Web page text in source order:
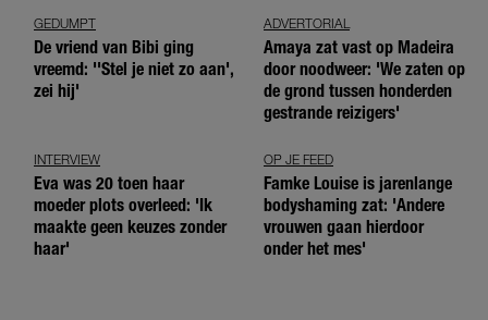
GEDUMPT
De vriend van Bibi ging
vreemd: ''Stel je niet zo aan',
zei hij'
ADVERTORIAL
Amaya zat vast op Madeira
door noodweer: 'We zaten op
de grond tussen honderden
gestrande reizigers'
INTERVIEW
Eva was 20 toen haar
moeder plots overleed: 'Ik
maakte geen keuzes zonder
haar'
OP JE FEED
Famke Louise is jarenlange
bodyshaming zat: 'Andere
vrouwen gaan hierdoor
onder het mes'